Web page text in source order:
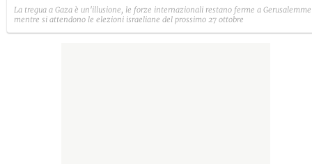
La tregua a Gaza è un'illusione, le forze internazionali restano ferme a Gerusalemme
mentre si attendono le elezioni israeliane del prossimo 27 ottobre